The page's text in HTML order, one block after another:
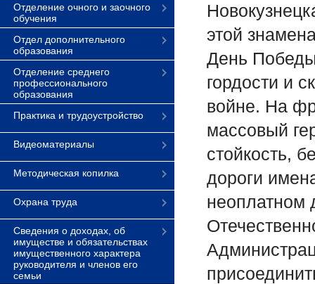
Отделение очного и заочного
обучения
Отдел дополнительного
образования
Отделение среднего
профессионального
образования
Практика и трудоустройство
Видеоматериалы
Методическая копилка
Охрана труда
Сведения о доходах, об
имуществе и обязательствах
имущественного характера
руководителя и членов его
семьи
этой
День
гордости и
войне. На
массовый
стойкость,
дороги
неоплатном